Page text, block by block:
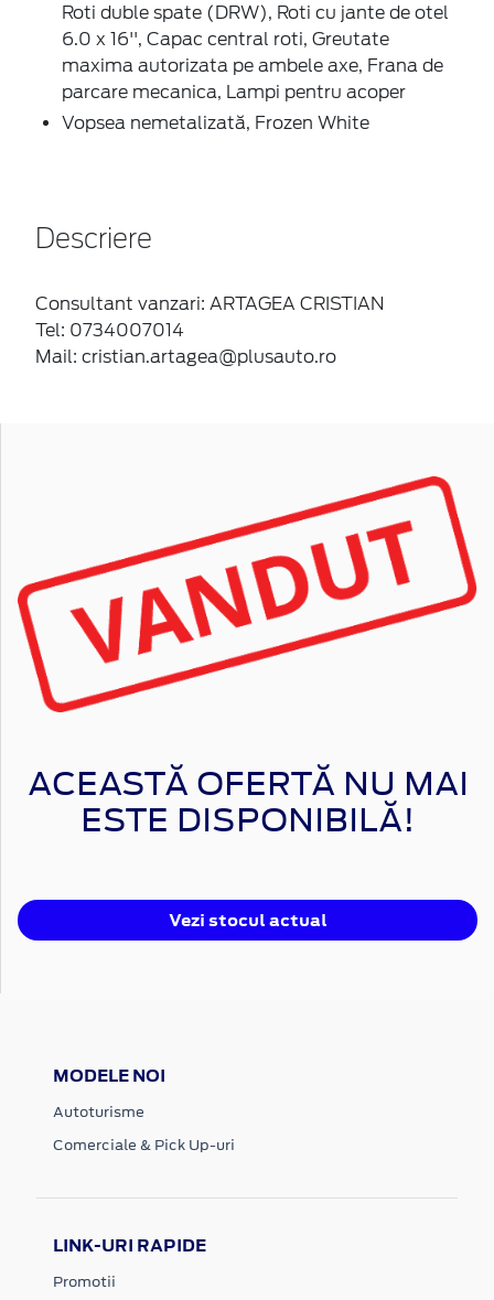
Roti duble spate (DRW), Roti cu jante de otel
6.0 x 16'', Capac central roti, Greutate
maxima autorizata pe ambele axe, Frana de
parcare mecanica, Lampi pentru acoper
Vopsea nemetalizată, Frozen White
Descriere
Consultant vanzari: ARTAGEA CRISTIAN
Tel: 0734007014
Mail: cristian.artagea@plusauto.ro
ACEASTĂ OFERTĂ NU MAI
ESTE DISPONIBILĂ!
Vezi stocul actual
MODELE NOI
Autoturisme
Comerciale & Pick Up-uri
LINK-URI RAPIDE
Promotii